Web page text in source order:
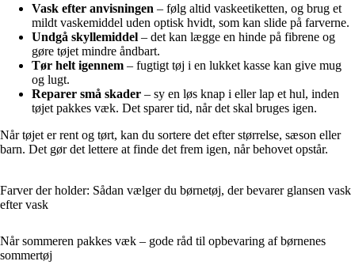
Vask efter anvisningen – følg altid vaskeetiketten, og brug et
mildt vaskemiddel uden optisk hvidt, som kan slide på farverne.
Undgå skyllemiddel – det kan lægge en hinde på fibrene og
gøre tøjet mindre åndbart.
Tør helt igennem – fugtigt tøj i en lukket kasse kan give mug
og lugt.
Reparer små skader – sy en løs knap i eller lap et hul, inden
tøjet pakkes væk. Det sparer tid, når det skal bruges igen.
Når tøjet er rent og tørt, kan du sortere det efter størrelse, sæson eller
barn. Det gør det lettere at finde det frem igen, når behovet opstår.
Farver der holder: Sådan vælger du børnetøj, der bevarer glansen vask
efter vask
Når sommeren pakkes væk – gode råd til opbevaring af børnenes
sommertøj